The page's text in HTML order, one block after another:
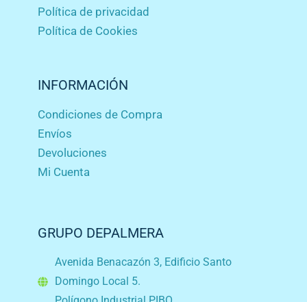
Política de privacidad
Política de Cookies
INFORMACIÓN
Condiciones de Compra
Envíos
Devoluciones
Mi Cuenta
GRUPO DEPALMERA
Avenida Benacazón 3, Edificio Santo
Domingo Local 5.